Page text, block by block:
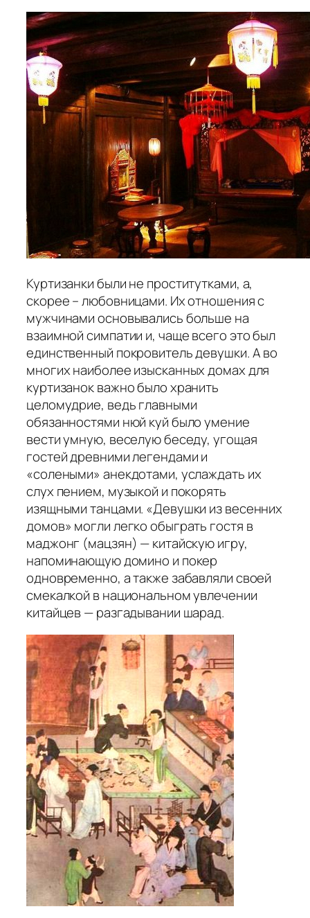
Куртизанки были не проститутками, а,
скорее – любовницами. Их отношения с
мужчинами основывались больше на
взаимной симпатии и, чаще всего это был
единственный покровитель девушки. А во
многих наиболее изысканных домах для
куртизанок важно было хранить
целомудрие, ведь главными
обязанностями нюй куй было умение
вести умную, веселую беседу, угощая
гостей древними легендами и
«солеными» анекдотами, услаждать их
слух пением, музыкой и покорять
изящными танцами. «Девушки из весенних
домов» могли легко обыграть гостя в
маджонг (мацзян) — китайскую игру,
напоминающую домино и покер
одновременно, а также забавляли своей
смекалкой в национальном увлечении
китайцев — разгадывании шарад.